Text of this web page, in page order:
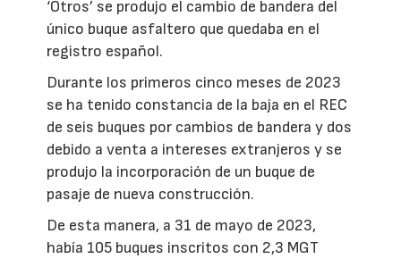
‘Otros’ se produjo el cambio de bandera del
único buque asfaltero que quedaba en el
registro español.
Durante los primeros cinco meses de 2023
se ha tenido constancia de la baja en el REC
de seis buques por cambios de bandera y dos
debido a venta a intereses extranjeros y se
produjo la incorporación de un buque de
pasaje de nueva construcción.
De esta manera, a 31 de mayo de 2023,
había 105 buques inscritos con 2,3 MGT